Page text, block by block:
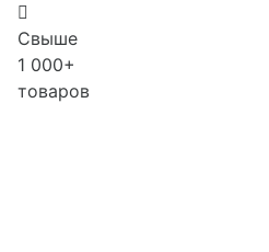
Свыше
1 000+
товаров